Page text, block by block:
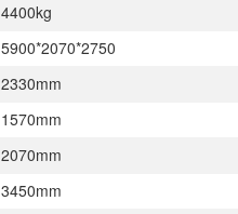
4400kg
5900*2070*2750
2330mm
1570mm
2070mm
3450mm